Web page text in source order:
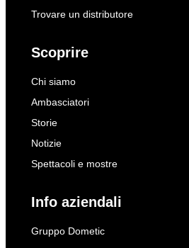
Trovare un distributore
Scoprire
Chi siamo
Ambasciatori
Storie
Notizie
Spettacoli e mostre
Info aziendali
Gruppo Dometic